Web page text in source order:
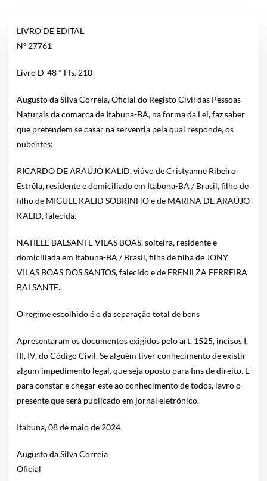
LIVRO DE EDITAL
Nº 27761
Livro D-48 * Fls. 210
Augusto da Silva Correia, Oficial do Registo Civil das Pessoas
Naturais da comarca de Itabuna-BA, na forma da Lei, faz saber
que pretendem se casar na serventia pela qual responde, os
nubentes:
RICARDO DE ARAÚJO KALID, viúvo de Cristyanne Ribeiro
Estrêla, residente e domiciliado em Itabuna-BA / Brasil, filho de
filho de MIGUEL KALID SOBRINHO e de MARINA DE ARAÚJO
KALID, falecida.
NATIELE BALSANTE VILAS BOAS, solteira, residente e
domiciliada em Itabuna-BA / Brasil, filha de filha de JONY
VILAS BOAS DOS SANTOS, falecido e de ERENILZA FERREIRA
BALSANTE.
O regime escolhido é o da separação total de bens
Apresentaram os documentos exigidos pelo art. 1525, incisos I,
III, IV, do Código Civil. Se alguém tiver conhecimento de existir
algum impedimento legal, que seja oposto para fins de direito. E
para constar e chegar este ao conhecimento de todos, lavro o
presente que será publicado em jornal eletrônico.
Itabuna, 08 de maio de 2024
Augusto da Silva Correia
Oficial